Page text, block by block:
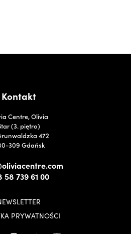
Kontakt
Centre, Olivia
(3. piętro)
472
309 Gdańsk
58 739 61 00
PRYWATNOŚCI